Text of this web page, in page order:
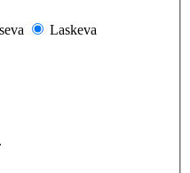
Laskeva